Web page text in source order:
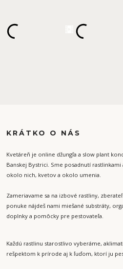
KRÁTKO O NÁS
Kvetáreň je online džungľa a slow plant
Banskej Bystrici. Sme posadnutí rastlinkami
okolo nich, kvetov a okolo umenia.
Zameriavame sa na izbové rastliny,
ponuke nájdeš nami miešané substráty,
doplnky a pomôcky pre pestovateľa.
Každú rastlinu starostlivo vyberáme,
rešpektom k prírode aj k ľuďom, ktorí ju